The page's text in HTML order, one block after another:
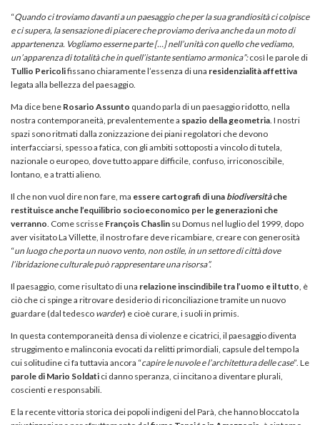
“Quando ci troviamo davanti a un paesaggio che per la sua grandiosità ci colpisce
e ci supera, la sensazione di piacere che proviamo deriva anche da un moto di
appartenenza. Vogliamo esserne parte […] nell’unità con quello che vediamo,
un’apparenza di totalità che in quell’istante sentiamo armonica”:così le parole di
Tullio Pericolifissano chiaramente l’essenza di una residenzialità affettiva
legata alla bellezza del paesaggio.
Ma dice bene Rosario Assunto quando parla di un paesaggio ridotto, nella
nostra contemporaneità, prevalentemente a spazio della geometria . I nostri
spazi sono ritmati dalla zonizzazione dei piani regolatori che devono
interfacciarsi, spesso a fatica, con gli ambiti sottoposti a vincolo di tutela,
nazionale o europeo, dove tutto appare difficile, confuso, irriconoscibile,
lontano, e a tratti alieno.
Il che non vuol dire non fare, ma essere cartografi di una biodiversitàche
restituisce anche l’equilibrio socioeconomico per le generazioni che
verranno . Come scrisse François Chaslin su Domus nel luglio del 1999, dopo
aver visitato La Villette, il nostro fare deve ricambiare, creare con generosità
“un luogo che porta un nuovo vento, non ostile, in un settore di città dove
l’ibridazione culturale può rappresentare una risorsa”.
Il paesaggio, come risultato di una relazione inscindibile tra l’uomo e il tutto , è
ciò che ci spinge a ritrovare desiderio di riconciliazione tramite un nuovo
guardare (dal tedesco warder) e cioè curare, i suoli in primis.
In questa contemporaneità densa di violenze e cicatrici, il paesaggio diventa
struggimento e malinconia evocati da relitti primordiali, capsule del tempo la
cui solitudine ci fa tuttavia ancora “capire le nuvole e l’architettura delle case”. Le
parole di Mario Soldati ci danno speranza, ci incitano a diventare plurali,
coscienti e responsabili.
E la recente vittoria storica dei popoli indigeni del Parà, che hanno bloccato la